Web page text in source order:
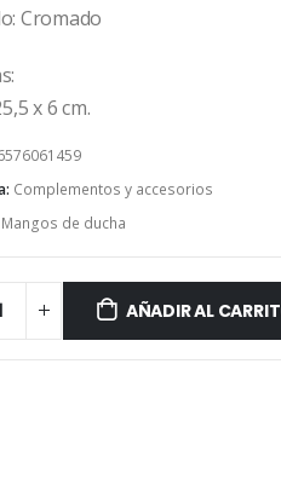
Cromado
x 6 cm.
Complementos y accesorios
Mangos de ducha
AÑADIR AL